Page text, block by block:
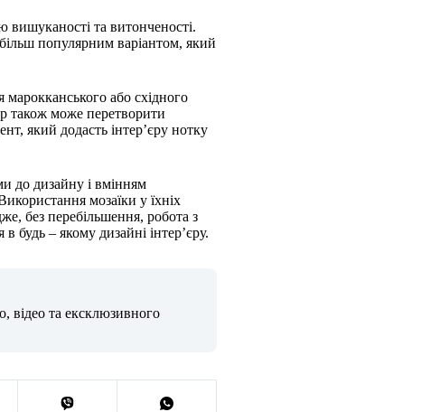
вишуканості та витонченості.
популярним варіантом, який
або східного
також може перетворити
який додасть інтер’єру нотку
до дизайну і вмінням
мозаїки у їхніх
без перебільшення, робота з
будь – якому дизайні інтер’єру.
відео та ексклюзивного